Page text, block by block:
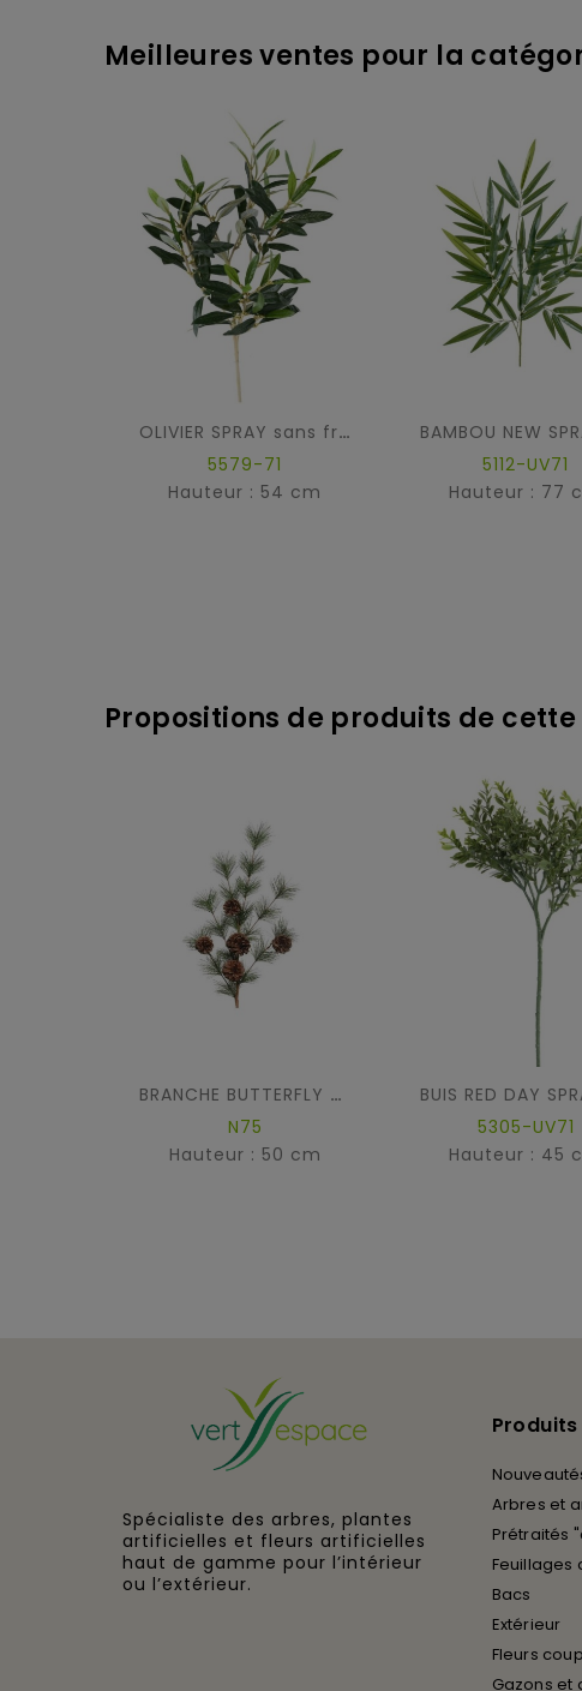
Meilleures ventes pour la
OLIVIER SPRAY sans fruits
5579-71
Hauteur : 54 cm
5112-UV71
Hauteur : 77
Propositions de produits de
BRANCHE BUTTERFLY POMMES PIN
N75
Hauteur : 50 cm
5305-UV71
Hauteur : 45
Spécialiste des arbres, plantes
artificielles et fleurs artificielles
haut de gamme pour l’intérieur
ou l’extérieur.
Produits
Arbres et
Prétraités
Feuillages
Bacs
Extérieur
Fleurs
Gazons et